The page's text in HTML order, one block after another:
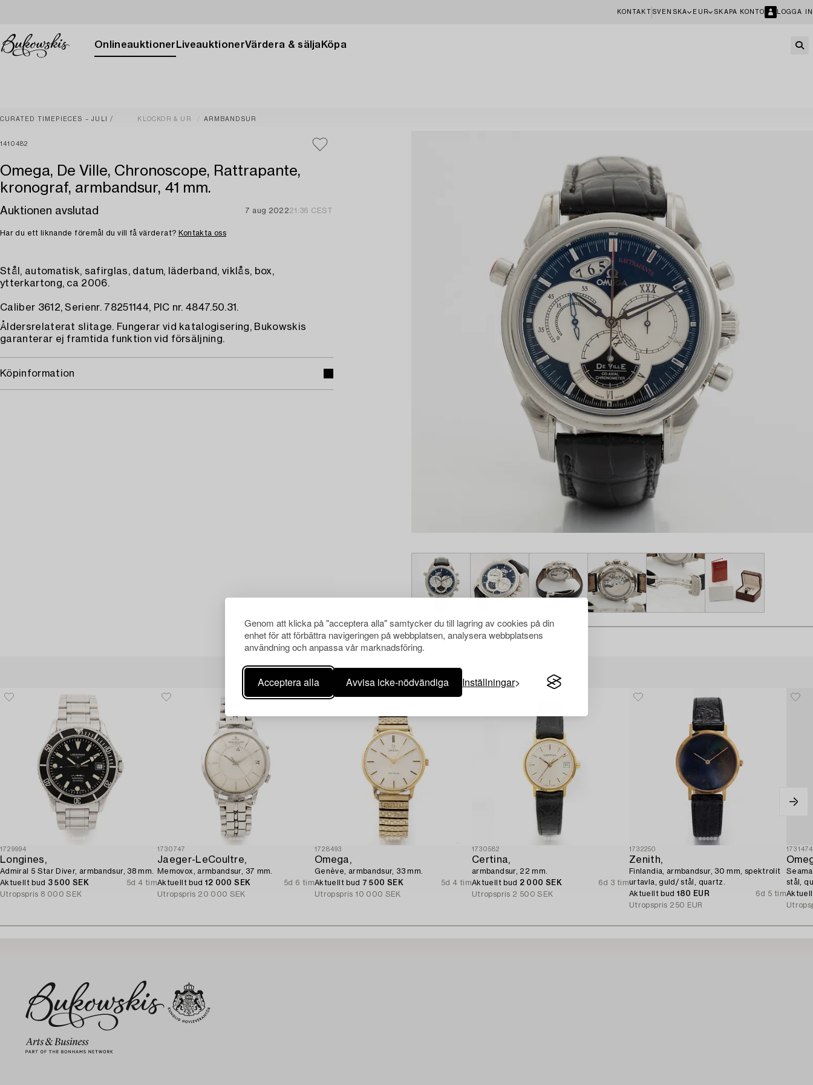
Genom att klicka på "acceptera alla" samtycker du till lagring av cookies på din
enhet för att förbättra navigeringen på webbplatsen, analysera webbplatsens
användning och anpassa vår marknadsföring.
Acceptera alla Avvisa icke-nödvändiga Inställningar
KONTAKT SVENSKA EUR SKAPA KONTO LOGGA IN
Onlineauktioner LiveauktionerVärdera & sälja Köpa
CURATED TIMEPIECES – JULI KLOCKOR & UR ARMBANDSUR
1410482
Omega, De Ville, Chronoscope, Rattrapante,
kronograf, armbandsur, 41 mm.
Auktionen avslutad 7 aug 202221:36 CEST
Har du ett liknande föremål du vill få värderat? Kontakta oss
Stål, automatisk, safirglas, datum, läderband, viklås, box,
ytterkartong, ca 2006.
Caliber 3612, Serienr. 78251144, PIC nr. 4847.50.31.
Åldersrelaterat slitage. Fungerar vid katalogisering, Bukowskis
garanterar ej framtida funktion vid försäljning.
Köpinformation
Andra har även tittat på
1729994
Longines,
Admiral 5 Star Diver, armbandsur, 38 mm.
Aktuellt bud 3 500 SEK
5d 4 tim
Utropspris 8 000 SEK
1730747
Jaeger-LeCoultre,
Memovox, armbandsur, 37 mm.
Aktuellt bud 12 000 SEK
5d 6 tim
Utropspris 20 000 SEK
1728493
Omega,
Genève, armbandsur, 33 mm.
Aktuellt bud 7 500 SEK
5d 4 tim
Utropspris 10 000 SEK
1730582
Certina,
armbandsur, 22 mm.
Aktuellt bud 2 000 SEK
6d 3 tim
Utropspris 2 500 SEK
1732250
Zenith,
Finlandia, armbandsur, 30 mm, spektrolit
urtavla, guld/ stål, quartz.
Aktuellt bud 180 EUR
6d 5 tim
Utropspris 250 EUR
1731474
stål,